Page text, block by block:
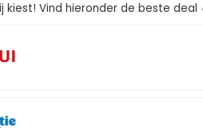
kiest! Vind hieronder de beste deal